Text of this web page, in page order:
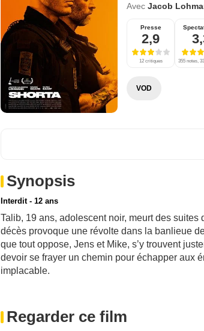
Avec Jacob
Presse
2,9
12 critiques 355 notes,
VOD
Synopsis
Interdit - 12 ans
Talib, 19 ans, adolescent noir, meurt des
décès provoque une révolte dans la banlieue
que tout oppose, Jens et Mike, s’y trouvent
devoir se frayer un chemin pour échapper aux
implacable.
Regarder ce film